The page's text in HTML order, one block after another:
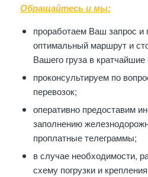
Обращайтесь и мы:
проработаем Ваш запрос
оптимальный маршрут и
Вашего груза в кратчайшие
проконсультируем по
перевозок;
оперативно предоставим
заполнению
проплатные телеграммы;
в случае необходимости,
схему погрузки и